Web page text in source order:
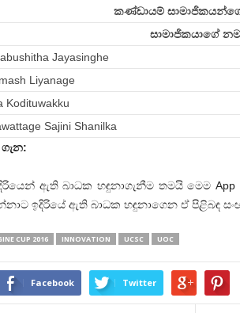
කණ්ඩායම්
සාමාජිකයාගේ නම
Jayasinghe
Liyanage
Kodituwakku
Sajini Shanilka
ගැන:
ඇති බාධක හඳුනාගැනීම තමයි මෙම
ඉදිරියේ ඇති බාධක හඳුනාගෙන ඒ පිළිබඳ
CUP 2016 INNOVATION UCSC UOC
Facebook Twitter